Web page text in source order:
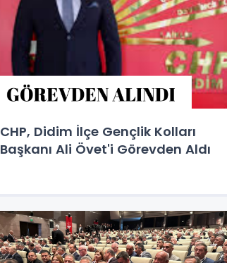
CHP, Didim İlçe Gençlik Kolları
Başkanı Ali Övet'i Görevden Aldı